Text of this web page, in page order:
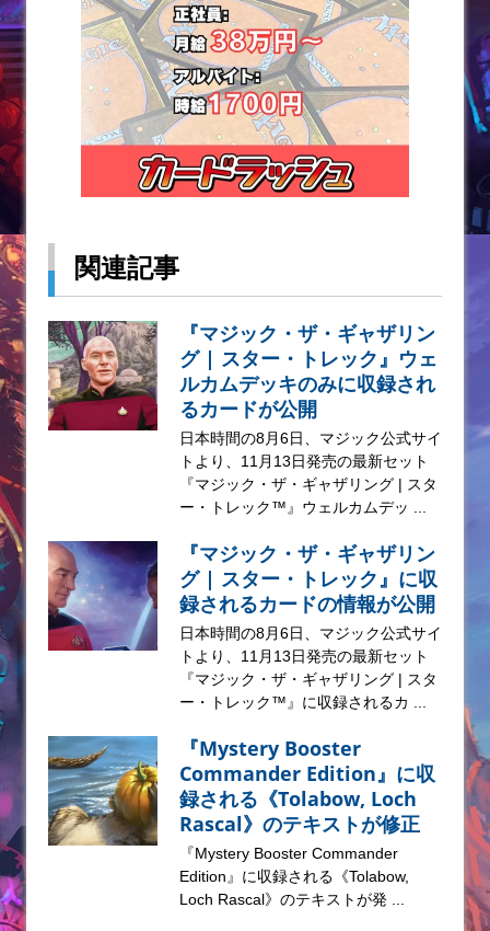
関連記事
『マジック・ザ・ギャザリン
グ | スター・トレック』ウェ
ルカムデッキのみに収録され
るカードが公開
日本時間の8月6日、マジック公式サイ
トより、11月13日発売の最新セット
『マジック・ザ・ギャザリング | スタ
ー・トレック™』ウェルカムデッ ...
『マジック・ザ・ギャザリン
グ | スター・トレック』に収
録されるカードの情報が公開
日本時間の8月6日、マジック公式サイ
トより、11月13日発売の最新セット
『マジック・ザ・ギャザリング | スタ
ー・トレック™』に収録されるカ ...
『Mystery Booster
Commander Edition』に収
録される《Tolabow, Loch
Rascal》のテキストが修正
『Mystery Booster Commander
Edition』に収録される《Tolabow,
Loch Rascal》のテキストが発 ...